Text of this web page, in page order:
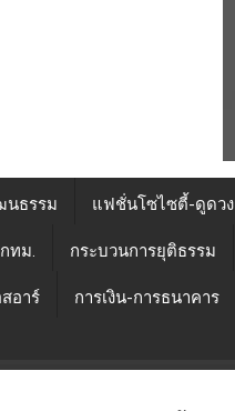
นธรรม แฟชั่นโซไซตี้-ดูดวง
กทม. กระบวนการยุติธรรม
อาร์ การเงิน-การธนาคาร